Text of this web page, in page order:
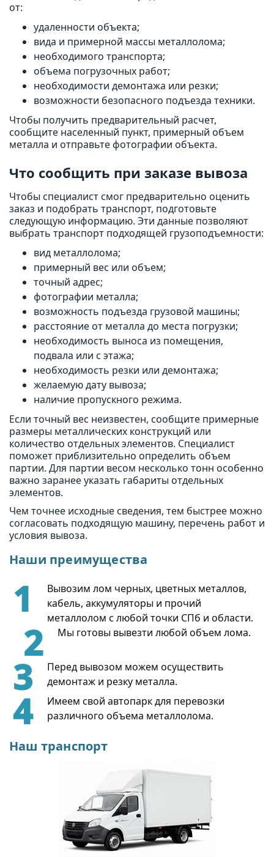
от:
удаленности объекта;
вида и примерной массы металлолома;
необходимого транспорта;
объема погрузочных работ;
необходимости демонтажа или резки;
возможности безопасного подъезда техники.
Чтобы получить предварительный расчет,
сообщите населенный пункт, примерный объем
металла и отправьте фотографии объекта.
Что сообщить при заказе вывоза
Чтобы специалист смог предварительно оценить
заказ и подобрать транспорт, подготовьте
следующую информацию. Эти данные позволяют
выбрать транспорт подходящей грузоподъемности:
вид металлолома;
примерный вес или объем;
точный адрес;
фотографии металла;
возможность подъезда грузовой машины;
расстояние от металла до места погрузки;
необходимость выноса из помещения,
подвала или с этажа;
необходимость резки или демонтажа;
желаемую дату вывоза;
наличие пропускного режима.
Если точный вес неизвестен, сообщите примерные
размеры металлических конструкций или
количество отдельных элементов. Специалист
поможет приблизительно определить объем
партии. Для партии весом несколько тонн особенно
важно заранее указать габариты отдельных
элементов.
Чем точнее исходные сведения, тем быстрее можно
согласовать подходящую машину, перечень работ и
условия вывоза.
Наши преимущества
1
Вывозим лом черных, цветных металлов,
кабель, аккумуляторы и прочий
металлолом с любой точки СПб и области.
2 Мы готовы вывезти любой объем лома.
3
Перед вывозом можем осуществить
демонтаж и резку металла.
4
Имеем свой автопарк для перевозки
различного объема металлолома.
Наш транспорт